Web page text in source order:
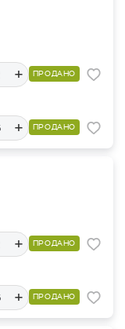
+ ПРОДАНО
+ ПРОДАНО
+ ПРОДАНО
+ ПРОДАНО